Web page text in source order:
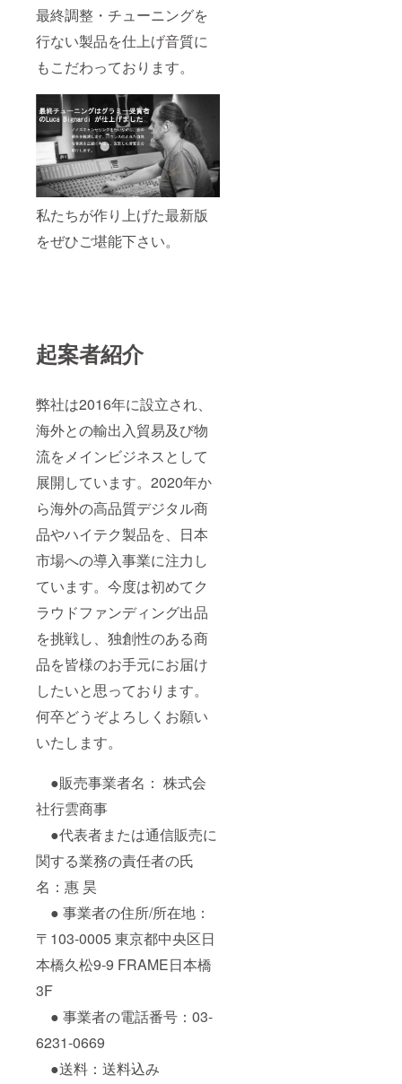
最終調整・チューニングを
行ない製品を仕上げ音質に
もこだわっております。
私たちが作り上げた最新版
をぜひご堪能下さい。
起案者紹介
弊社は2016年に設立され、
海外との輸出入貿易及び物
流をメインビジネスとして
展開しています。2020年か
ら海外の高品質デジタル商
品やハイテク製品を、日本
市場への導入事業に注力し
ています。今度は初めてク
ラウドファンディング出品
を挑戦し、独創性のある商
品を皆様のお手元にお届け
したいと思っております。
何卒どうぞよろしくお願い
いたします。
●販売事業者名： 株式会
社行雲商事
●代表者または通信販売に
関する業務の責任者の氏
名：惠 昊
● 事業者の住所/所在地：
〒103-0005 東京都中央区日
本橋久松9-9 FRAME日本橋
3F
● 事業者の電話番号：03-
6231-0669
●送料：送料込み